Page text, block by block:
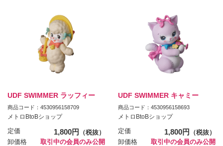
UDF SWIMMER ラッフィー
商品コード：4530956158709
メトロBtoBショップ
定価 1,800円
（税抜）
卸価格
取引中の会員のみ公開
UDF SWIMMER キャミー
商品コード：4530956158693
メトロBtoBショップ
定価 1,800円
（税抜）
卸価格
取引中の会員のみ公開